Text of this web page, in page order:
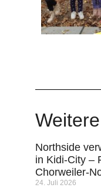
Northside
in Kidi-City –
Chorweiler-
24. Juli 2026